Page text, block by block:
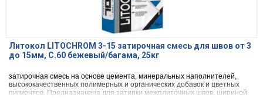
Литокол LITOCHROM 3-15 затирочная смесь для швов от 3
до 15мм, C.60 бежевый/багама, 25кг
затирочная смесь на основе цемента, минеральных наполнителей,
высококачественных полимерных и органических добавок и цветных
пигментов. Предназначена для затирки межплиточных швов, шириной